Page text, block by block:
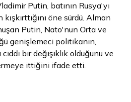
Putin, batının Rusya'yı
öne sürdü. Alman
Putin, Nato'nun Orta ve
genişlemeci politikanın,
bir değişiklik olduğunu ve
ittiğini ifade etti.